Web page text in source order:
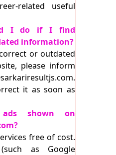
related useful
I do if I find
information?
or outdated
please inform
it as soon as
shown on
free of cost.
(such as Google